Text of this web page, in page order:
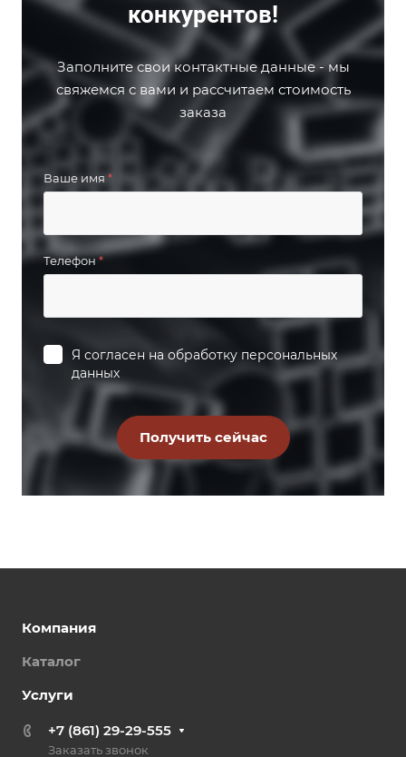
конкурентов!
Заполните свои контактные данные - мы
свяжемся с вами и рассчитаем стоимость
заказа
Ваше имя *
Телефон*
Я согласен на обработку персональных
данных
Компания
Каталог
Услуги
+7 (861) 29-29-555
Заказать звонок